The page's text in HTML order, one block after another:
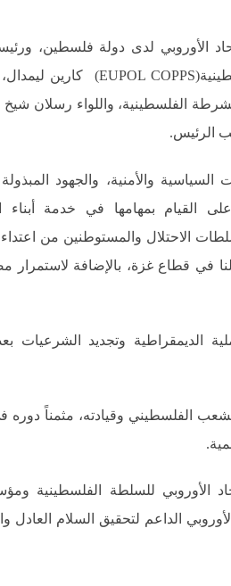
الأوروبي لدى دولة فلسطين،
(EUPOL COPPS)
كارين
الفلسطينية، واللواء رسلان شيخ
الرئيس.
والأمنية، والجهود المبذولة
القيام بمهامها في خدمة أبناء
الاحتلال والمستوطنين من
في قطاع غزة، بالإضافة لاستمرار
الديمقراطية وتجديد الشرعيات بعد
الفلسطيني وقيادته، مثمناً
.
الأوروبي للسلطة الفلسطينية
الداعم لتحقيق السلام العادل